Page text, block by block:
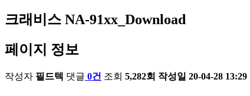
크래비스 NA-91xx_Download
페이지 정보
작성자 필드텍 댓글 0건 조회 5,282회 작성일 20-04-28 13:29